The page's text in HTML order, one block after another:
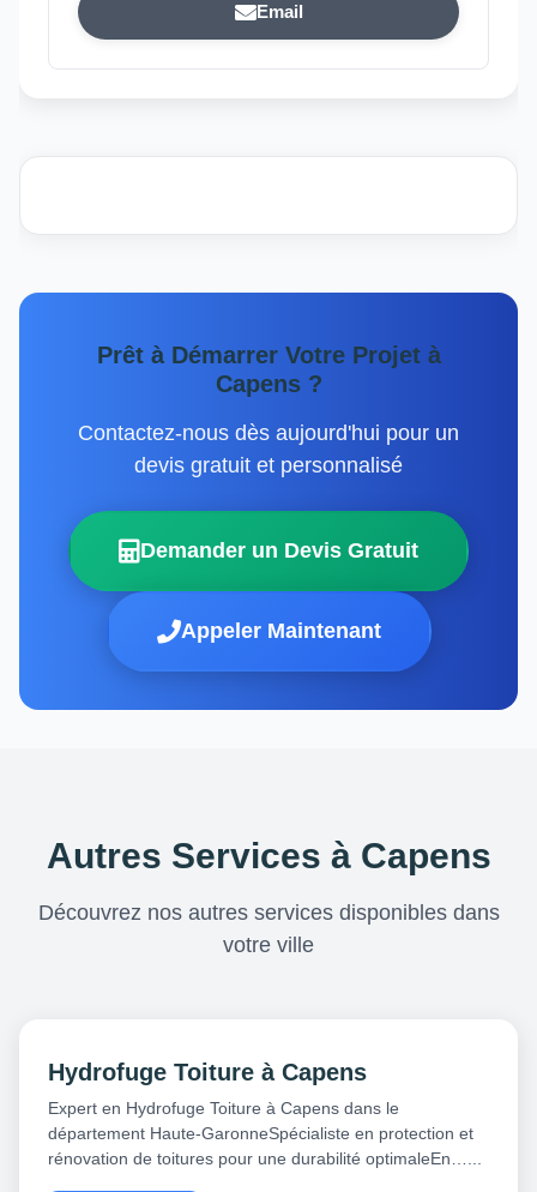
Email
Prêt à Démarrer Votre Projet à
Capens ?
Contactez-nous dès aujourd'hui pour un
devis gratuit et personnalisé
Demander un Devis Gratuit
Appeler Maintenant
Autres Services à Capens
Découvrez nos autres services disponibles dans
votre ville
Hydrofuge Toiture à Capens
Expert en Hydrofuge Toiture à Capens dans le
département Haute-GaronneSpécialiste en protection et
rénovation de toitures pour une durabilité optimaleEn…...